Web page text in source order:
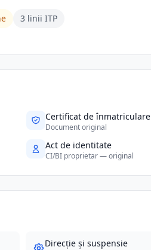
3 linii ITP
Certificat de înmatriculare
Document original
Act de identitate
CI/BI proprietar — original
Direcție și suspensie